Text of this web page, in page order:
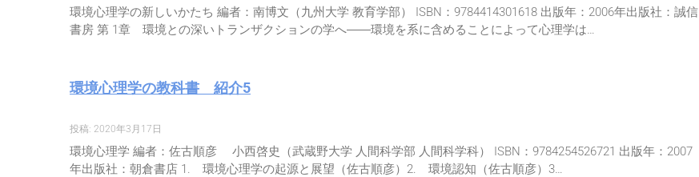
環境心理学の新しいかたち 編者：南博文（九州大学 教育学部） ISBN：9784414301618 出版年：2006年出版社：誠信
書房 第 1章 環境との深いトランザクションの学へ――環境を系に含めることによって心理学は…
環境心理学の教科書 紹介5
投稿: 2020年3月17日
環境心理学 編者：佐古順彦 小西啓史（武蔵野大学 人間科学部 人間科学科） ISBN：9784254526721 出版年：2007
年出版社：朝倉書店 1. 環境心理学の起源と展望（佐古順彦）2. 環境認知（佐古順彦）3…